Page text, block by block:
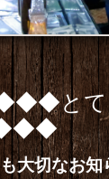
とて
大切なお